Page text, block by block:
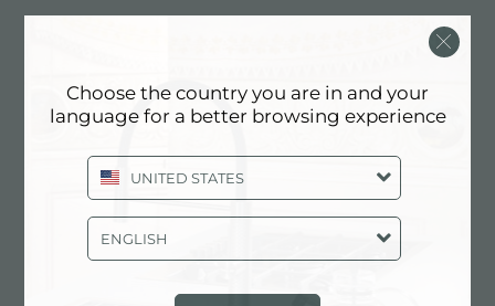
Libretto d'Istruzioni pdf
Choose the country you are in and your
language for a better browsing experience
UNITED STATES
ENGLISH